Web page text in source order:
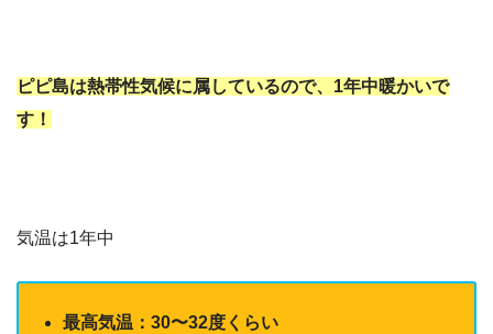
ピピ島は熱帯性気候に属しているので、1年中暖かいで
す！
気温は1年中
最高気温：30〜32度くらい